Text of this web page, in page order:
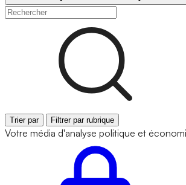
Trier par Filtrer par rubrique
Votre média d'analyse politique et